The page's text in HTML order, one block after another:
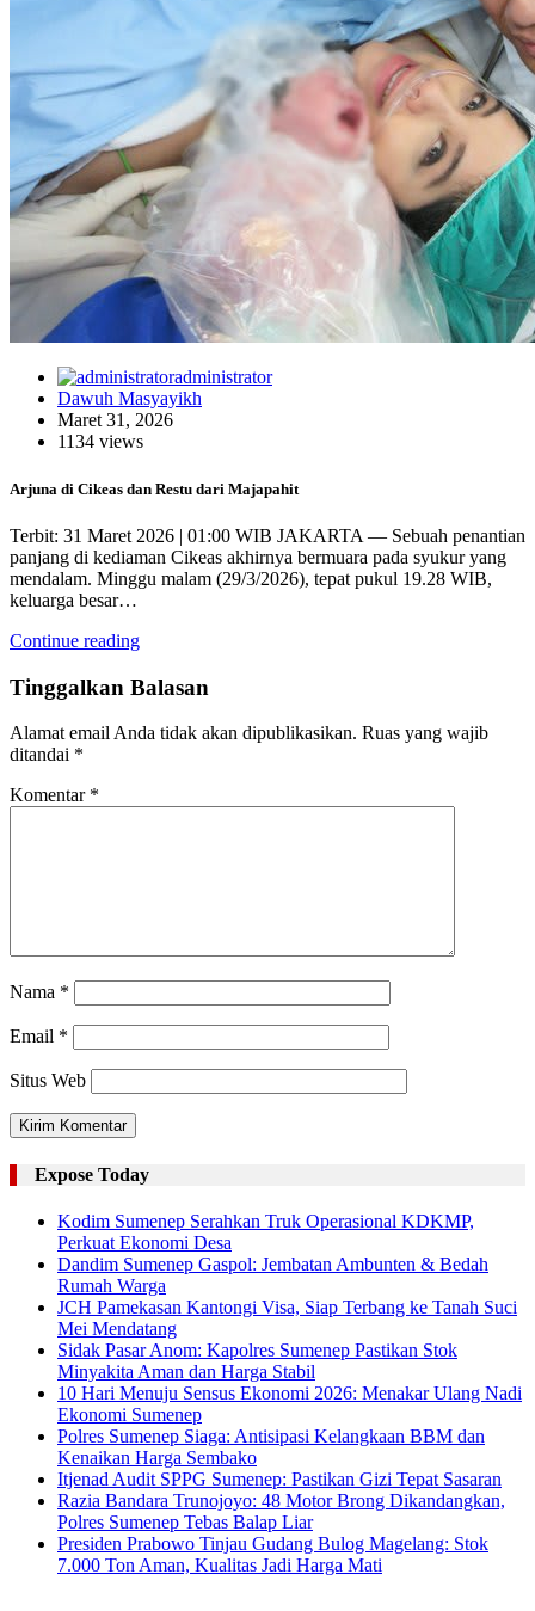
administrator
Dawuh Masyayikh
Maret 31, 2026
1134 views
Arjuna di Cikeas dan Restu dari Majapahit
Terbit: 31 Maret 2026 | 01:00 WIB JAKARTA — Sebuah penantian
panjang di kediaman Cikeas akhirnya bermuara pada syukur yang
mendalam. Minggu malam (29/3/2026), tepat pukul 19.28 WIB,
keluarga besar…
Continue reading
Tinggalkan Balasan
Alamat email Anda tidak akan dipublikasikan. Ruas yang wajib
ditandai *
Komentar *
Nama *
Email *
Situs Web
Expose Today
Kodim Sumenep Serahkan Truk Operasional KDKMP,
Perkuat Ekonomi Desa
Dandim Sumenep Gaspol: Jembatan Ambunten & Bedah
Rumah Warga
JCH Pamekasan Kantongi Visa, Siap Terbang ke Tanah Suci
Mei Mendatang
Sidak Pasar Anom: Kapolres Sumenep Pastikan Stok
Minyakita Aman dan Harga Stabil
10 Hari Menuju Sensus Ekonomi 2026: Menakar Ulang Nadi
Ekonomi Sumenep
Polres Sumenep Siaga: Antisipasi Kelangkaan BBM dan
Kenaikan Harga Sembako
Itjenad Audit SPPG Sumenep: Pastikan Gizi Tepat Sasaran
Razia Bandara Trunojoyo: 48 Motor Brong Dikandangkan,
Polres Sumenep Tebas Balap Liar
Presiden Prabowo Tinjau Gudang Bulog Magelang: Stok
7.000 Ton Aman, Kualitas Jadi Harga Mati